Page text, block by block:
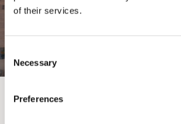
of their services.
Consent
Selection
Necessary
Preferences
Central Kavana &